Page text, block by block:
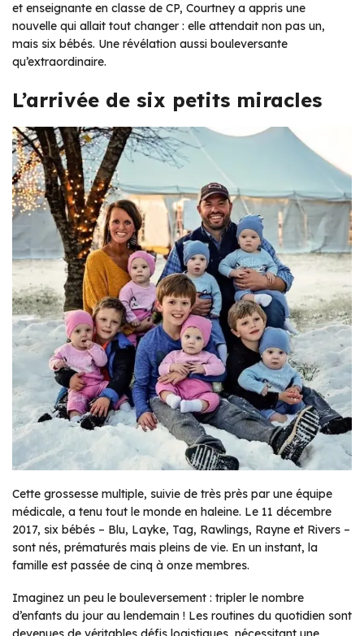
et enseignante en classe de CP, Courtney a appris une
nouvelle qui allait tout changer : elle attendait non pas un,
mais six bébés. Une révélation aussi bouleversante
qu’extraordinaire.
L’arrivée de six petits miracles
Cette grossesse multiple, suivie de très près par une équipe
médicale, a tenu tout le monde en haleine. Le 11 décembre
2017, six bébés – Blu, Layke, Tag, Rawlings, Rayne et Rivers –
sont nés, prématurés mais pleins de vie. En un instant, la
famille est passée de cinq à onze membres.
Imaginez un peu le bouleversement : tripler le nombre
d’enfants du jour au lendemain ! Les routines du quotidien sont